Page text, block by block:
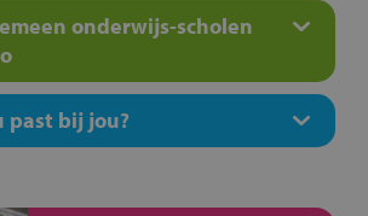
onderwijs-scholen
past bij jou?